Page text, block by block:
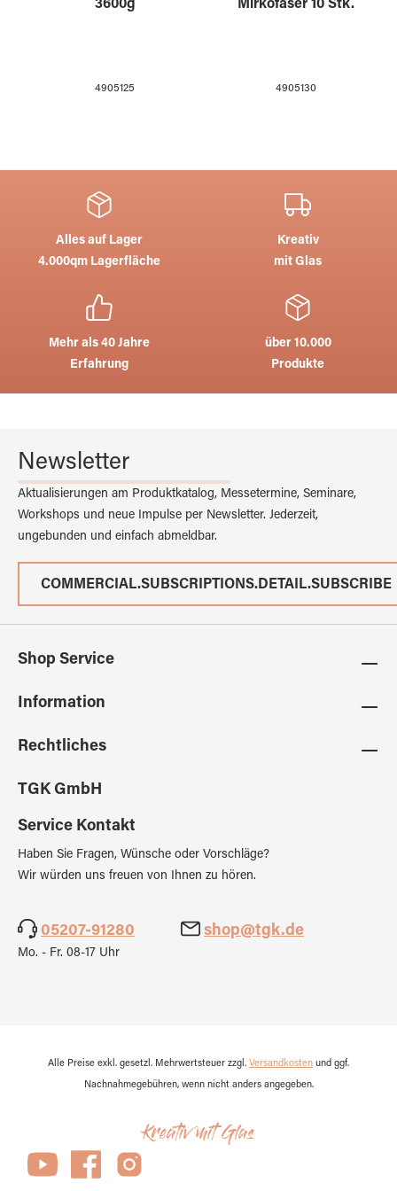
3600g
4905125
Mirkofaser 10 Stk.
4905130
Alles auf Lager
4.000qm Lagerfläche
Kreativ
mit Glas
Mehr als 40 Jahre
Erfahrung
über 10.000
Produkte
Newsletter
Aktualisierungen am Produktkatalog, Messetermine, Seminare,
Workshops und neue Impulse per Newsletter. Jederzeit,
ungebunden und einfach abmeldbar.
COMMERCIAL.SUBSCRIPTIONS.DETAIL.SUBSCRIBE
Shop Service
Information
Rechtliches
TGK GmbH
Service Kontakt
Haben Sie Fragen, Wünsche oder Vorschläge?
Wir würden uns freuen von Ihnen zu hören.
05207-91280 shop@tgk.de
Mo. - Fr. 08-17 Uhr
Alle Preise exkl. gesetzl. Mehrwertsteuer zzgl. Versandkosten und ggf.
Nachnahmegebühren, wenn nicht anders angegeben.
Kreativ mit Glas